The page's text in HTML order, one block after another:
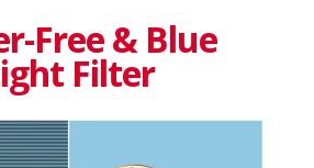
Free & Blue
Filter